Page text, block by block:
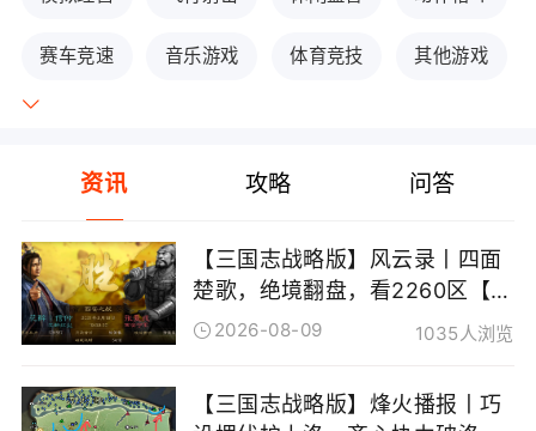
赛车竞速 音乐游戏 体育竞技 其他游戏
资讯 攻略 问答
【三国志战略版】风云录丨四面
楚歌，绝境翻盘，看2260区【血
战】如何涅槃，豪取霸业
2026-08-09 1035人浏览
【三国志战略版】烽火播报丨巧